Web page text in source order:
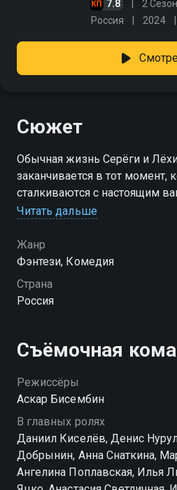
7.8 2
Россия 2024
Сюжет
Обычная жизнь Серёги и
заканчивается в тот момент,
сталкиваются с настоящим
встречи братья замечают в
невозможными. Постепенно
рядом с людьми давно
мир, населённый существами
страшных сказок. В здании
реальность. Ведьмы,
обитатели тёмной стороны
появляются среди обычных
привычный порядок. За этим
— удерживать баланс и не
туда и оказываются втянуты
теперь предстоит узнать
раньше казалось выдумкой. Смотреть сериал
Читать дальше
Жанр
Фэнтези, Комедия
Страна
Россия
Съёмочная
Режиссёры
Аскар Бисембин
В главных ролях
Даниил Киселёв, Денис
Добрынин, Анна Снаткина,
Ангелина Поплавская, Илья